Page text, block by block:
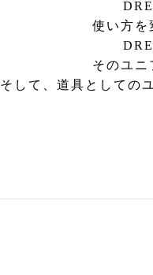
使い方を
そのユニ
そして、道具としての